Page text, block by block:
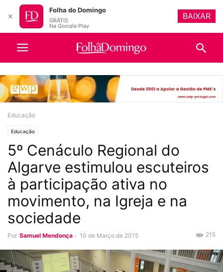
Educação
Educação
5º Cenáculo Regional do
Algarve estimulou escuteiros
à participação ativa no
movimento, na Igreja e na
sociedade
Por Samuel Mendonça - 10 de Março de 2015 215
✕
Folha do Domingo
GRÁTIS
Na Google Play
BAIXAR